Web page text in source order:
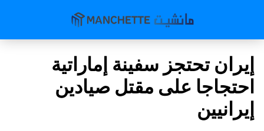
إيران تحتجز سفينة إماراتية
احتجاجا على مقتل صيادين
إيرانيين